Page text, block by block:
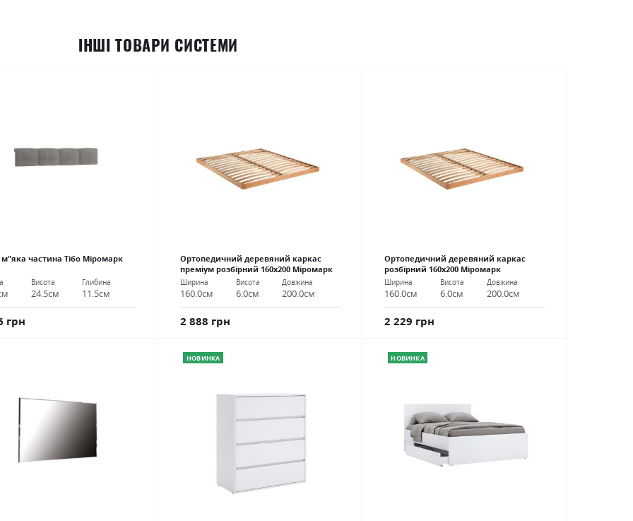
ІНШІ ТОВАРИ СИСТЕМИ
частина Тібо Міромарк
Висота
24.5см
Глибина
11.5см
грн
Ортопедичний деревяний каркас
преміум розбірний 160х200 Міромарк
Ширина
160.0см
Висота
6.0см
Довжина
200.0см
2 888 грн
Ортопедичний деревяний каркас
розбірний 160х200 Міромарк
Ширина
160.0см
Висота
6.0см
Довжина
200.0см
2 229 грн
НОВИНКА НОВИНКА